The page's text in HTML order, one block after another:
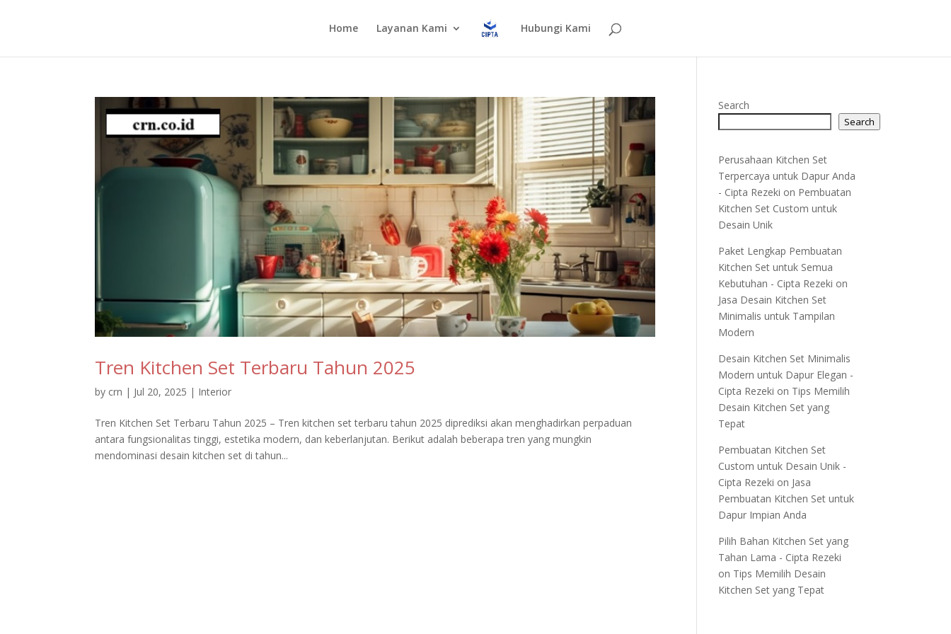
Home Layanan Kami Hubungi Kami
Tren Kitchen Set Terbaru Tahun 2025
by crn | Jul 20, 2025 | Interior
Tren Kitchen Set Terbaru Tahun 2025 – Tren kitchen set terbaru tahun 2025 diprediksi akan menghadirkan perpaduan
antara fungsionalitas tinggi, estetika modern, dan keberlanjutan. Berikut adalah beberapa tren yang mungkin
mendominasi desain kitchen set di tahun...
Search
Search
Perusahaan Kitchen Set
Terpercaya untuk Dapur Anda
- Cipta Rezeki on Pembuatan
Kitchen Set Custom untuk
Desain Unik
Paket Lengkap Pembuatan
Kitchen Set untuk Semua
Kebutuhan - Cipta Rezeki on
Jasa Desain Kitchen Set
Minimalis untuk Tampilan
Modern
Desain Kitchen Set Minimalis
Modern untuk Dapur Elegan -
Cipta Rezeki on Tips Memilih
Desain Kitchen Set yang
Tepat
Pembuatan Kitchen Set
Custom untuk Desain Unik -
Cipta Rezeki on Jasa
Pembuatan Kitchen Set untuk
Dapur Impian Anda
Pilih Bahan Kitchen Set yang
Tahan Lama - Cipta Rezeki
on Tips Memilih Desain
Kitchen Set yang Tepat